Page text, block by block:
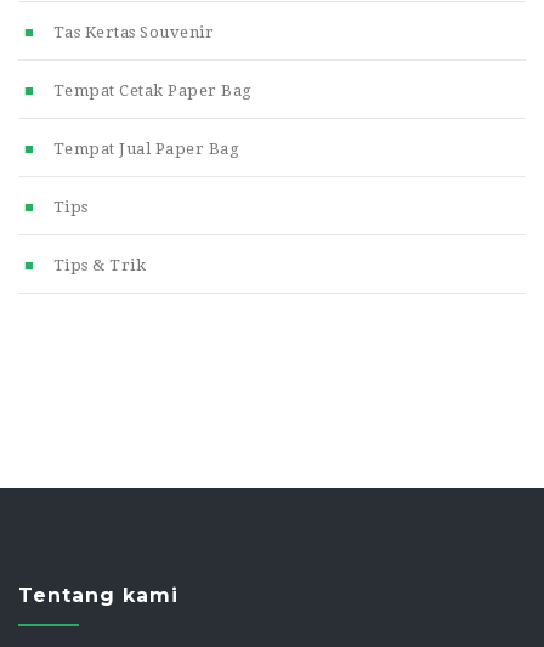
Tas Kertas Souvenir
Tempat Cetak Paper Bag
Tempat Jual Paper Bag
Tips
Tips & Trik
Tentang kami